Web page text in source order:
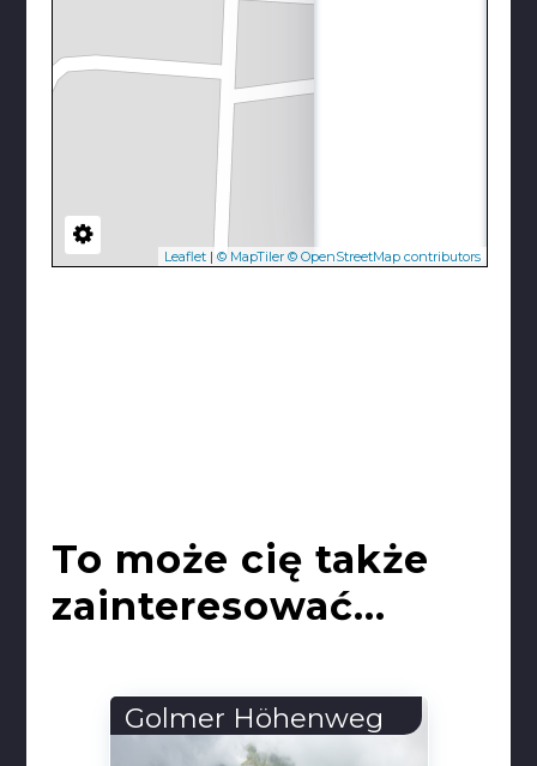
Leaflet |© MapTiler © OpenStreetMap contributors
To może cię także
zainteresować...
Kościół Matki Bożej
Cudownej